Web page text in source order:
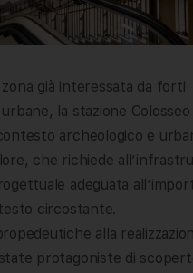
già interessata da forti
la stazione Colosseo
archeologico e
che richiede
adeguata
circostante.
alla
protagoniste di